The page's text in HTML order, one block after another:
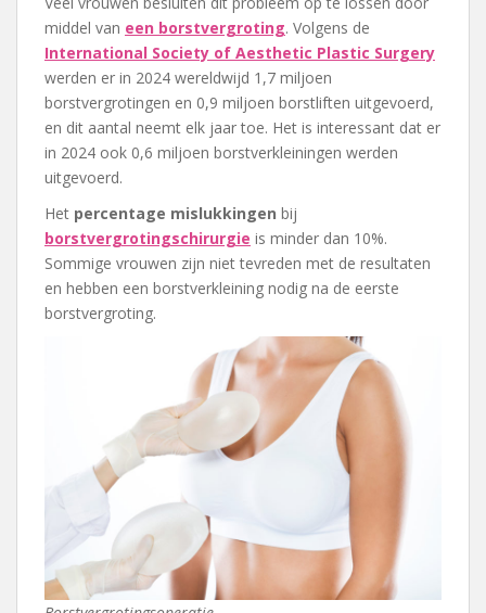
middel van een borstvergroting. Volgens de
International Society of Aesthetic Plastic Surgery
werden er in 2024 wereldwijd 1,7 miljoen
borstvergrotingen en 0,9 miljoen borstliften uitgevoerd,
en dit aantal neemt elk jaar toe. Het is interessant dat er
in 2024 ook 0,6 miljoen borstverkleiningen werden
uitgevoerd.
Het percentage mislukkingen bij
borstvergrotingschirurgie is minder dan 10%.
Sommige vrouwen zijn niet tevreden met de resultaten
en hebben een borstverkleining nodig na de eerste
borstvergroting.